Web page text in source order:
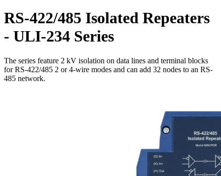
RS-422/485 Isolated Repeaters
- ULI-234 Series
The series feature 2 kV isolation on data lines and terminal blocks
for RS-422/485 2 or 4-wire modes and can add 32 nodes to an RS-
485 network.